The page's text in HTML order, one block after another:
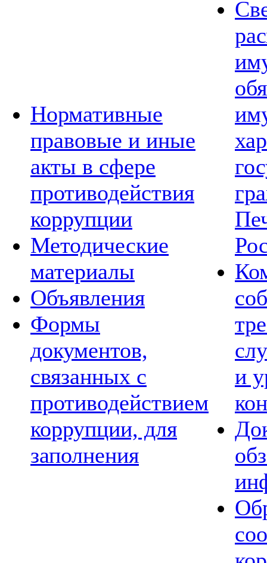
Нормативные
правовые и иные
акты в сфере
противодействия
коррупции
Методические
материалы
Объявления
Формы
документов,
связанных с
противодействием
коррупции, для
заполнения
и